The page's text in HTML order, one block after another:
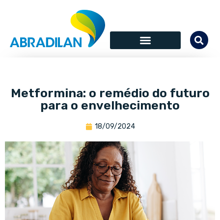
Metformina: o remédio do futuro
para o envelhecimento
18/09/2024